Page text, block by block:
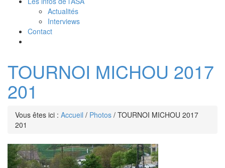
Actualités
Interviews
Contact
TOURNOI MICHOU 2017
201
Vous êtes ici : Accueil / Photos / TOURNOI MICHOU 2017
201